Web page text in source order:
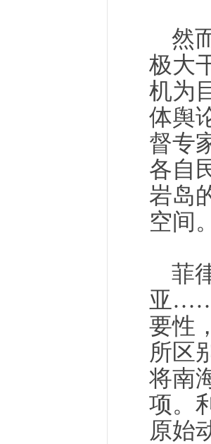
然
极大
机为
体舆
督专
各自
岩岛
空间
菲
亚……
要性
所区
将南
项。
原始